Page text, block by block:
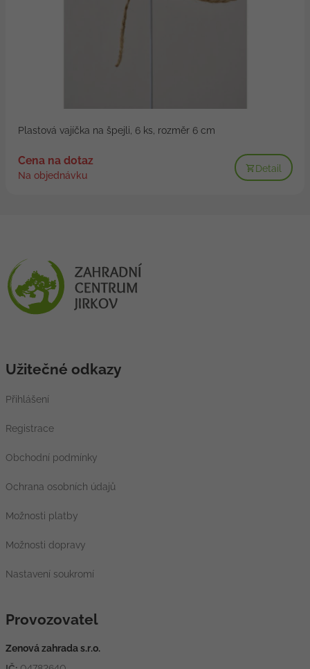
Plastová vajíčka na špejli, 6 ks, rozměr 6 cm
Cena na dotaz
Na objednávku
Detail
Užitečné odkazy
Přihlášení
Registrace
Obchodní podmínky
Ochrana osobních údajů
Možnosti platby
Možnosti dopravy
Nastavení soukromí
Provozovatel
Zenová zahrada s.r.o.